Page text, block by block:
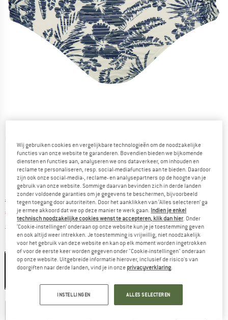
Oorspronkelijke prijs :
€ 39,95
Prijs:
€ 15,98 incl. BTW
excl. VerzendkostenInformatie over de verzendkosten. Opent in een
Kleur:Off White
Wij gebruiken cookies en vergelijkbare technologieën om de noodzakelijke
functies van onze website te garanderen. Bovendien bieden we bijkomende
diensten en functies aan, analyseren we ons dataverkeer, om inhouden en
reclame te personaliseren, resp. social-mediafuncties aan te bieden. Daardoor
zijn ook onze social-media-, reclame- en analysepartners op de hoogte van je
gebruik van onze website. Sommige daarvan bevinden zich in derde landen
zonder voldoende garanties om je gegevens te beschermen, bijvoorbeeld
tegen toegang door autoriteiten. Door het aanklikken van ‘Alles selecteren’ ga
je ermee akkoord dat we op deze manier te werk gaan. Indien je enkel
technisch noodzakelijke cookies wenst te accepteren, klik dan hier . Onder
‘Cookie-instellingen’ onderaan op onze website kun je je toestemming geven
en ook altijd weer intrekken. Je toestemming is vrijwillig, niet noodzakelijk
voor het gebruik van deze website en kan op elk moment worden ingetrokken
of voor de eerste keer worden gegeven onder "Cookie-instellingen" onderaan
op onze website. Uitgebreide informatie hierover, inclusief de risico's van
doorgiften naar derde landen, vind je in onze privacyverklaring
INSTELLINGEN ALLES SELECTEREN